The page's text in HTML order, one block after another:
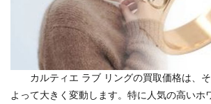
カルティエ ラブ リングの買取価格は、
よって大きく変動します。特に人気の高いホ